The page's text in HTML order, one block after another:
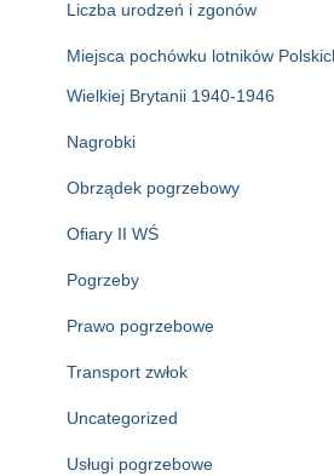
Liczba urodzeń i zgonów
Miejsca pochówku lotników
Wielkiej Brytanii 1940-1946
Nagrobki
Obrządek pogrzebowy
Ofiary II WŚ
Pogrzeby
Prawo pogrzebowe
Transport zwłok
Uncategorized
Usługi pogrzebowe